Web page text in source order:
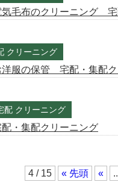
毛布のクリーニング 宅
クリーニング
服の保管 宅配・集配ク
配 クリーニング
・集配クリーニング
4 / 15 « 先頭 «